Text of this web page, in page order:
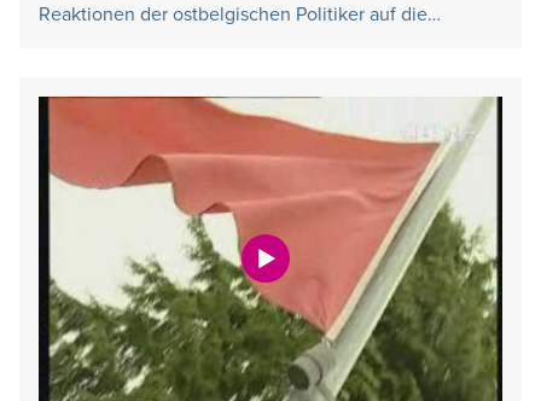
Reaktionen der ostbelgischen Politiker auf die…